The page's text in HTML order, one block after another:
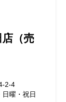
（売
2-4
曜・祝日